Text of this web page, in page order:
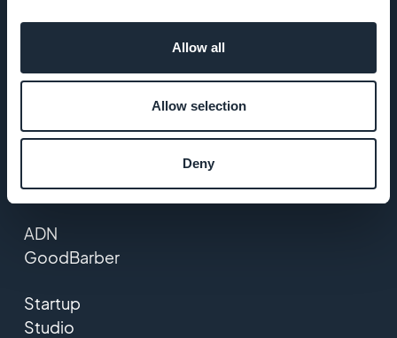
Allow all
Allow selection
Deny
extraordinaire
ADN
GoodBarber
Startup
Studio